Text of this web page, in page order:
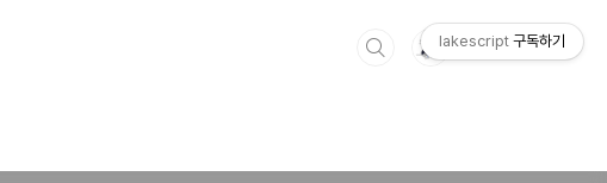
lakescript 구독하기